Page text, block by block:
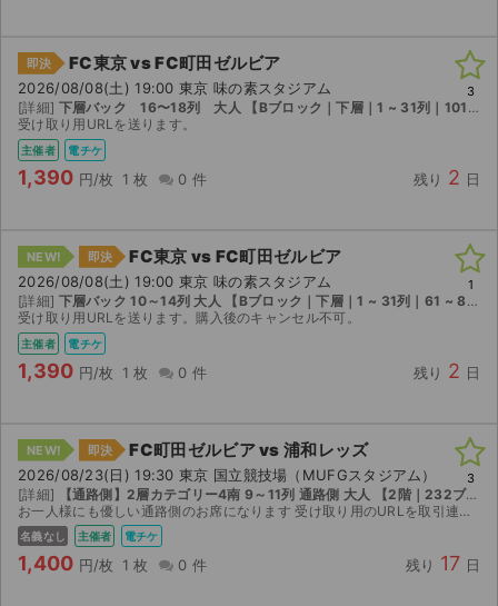
即決 FC東京 vs FC町田ゼルビア
2026/08/08(土) 19:00 東京 味の素スタジアム
[詳細] 下層バック 16〜18列 大人 【Bブロック｜下層｜1 ~ 31列｜101 ~ 120番】
受け取り用URLを送ります。
主催者 電チケ
1,390 円/枚 1 枚 0 件 残り 2 日
3
NEW! 即決 FC東京 vs FC町田ゼルビア
2026/08/08(土) 19:00 東京 味の素スタジアム
[詳細] 下層バック 10～14列 大人 【Bブロック｜下層｜1 ~ 31列｜61 ~ 80番】
受け取り用URLを送ります。購入後のキャンセル不可。
主催者 電チケ
1,390 円/枚 1 枚 0 件 残り 2 日
1
NEW! 即決 FC町田ゼルビア vs 浦和レッズ
2026/08/23(日) 19:30 東京 国立競技場（MUFGスタジアム）
[詳細]
【通路側】2層カテゴリー4南 9～11列 通路側 大人 【2階｜232ブロック｜1 ~ 17列｜81 ~ 110番】
お一人様にも優しい通路側のお席になります 受け取り用のURLを取引連絡欄にてお送り致します ミックスエリアなので、両サポーターとも安心してお座り頂けます
名義なし 主催者 電チケ
1,400 円/枚 1 枚 0 件 残り 17 日
3